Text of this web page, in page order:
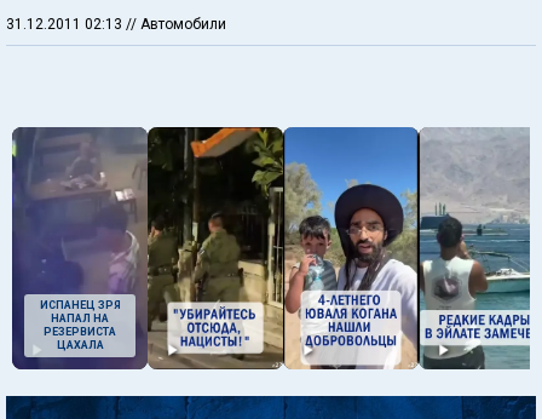
31.12.2011 02:13 // Автомобили
ИСПАНЕЦ ЗРЯ
НАПАЛ НА
РЕЗЕРВИСТА
ЦАХАЛА